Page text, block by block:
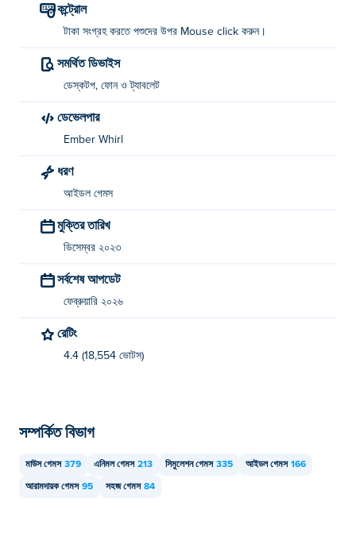
কন্ট্রোল
টাকা সংগ্রহ করতে পশুদের উপর Mouse click করুন।
সমর্থিত ডিভাইস
ডেস্কটপ, ফোন ও ট্যাবলেট
ডেভেলপার
Ember Whirl
ধরণ
আইডল গেমস
মুক্তির তারিখ
ডিসেম্বর ২০২৩
সর্বশেষ আপডেট
ফেব্রুয়ারি ২০২৬
রেটিং
4.4 (18,554 ভোটস)
সম্পর্কিত বিভাগ
মাউস গেমস 379 এনিমল গেমস 213 সিমুলেশন গেমস 335 আইডল গেমস 166
আরামদায়ক গেমস 95 সহজ গেমস 84